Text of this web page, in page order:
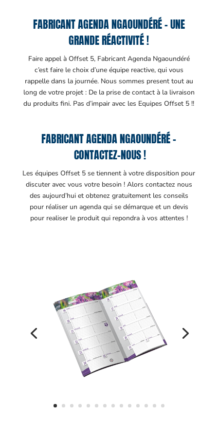
FABRICANT AGENDA NGAOUNDÉRÉ – UNE
GRANDE RÉACTIVITÉ !
Faire appel à Offset 5, Fabricant Agenda Ngaoundéré
c’est faire le choix d’une équipe reactive, qui vous
rappelle dans la journée. Nous sommes present tout au
long de votre projet : De la prise de contact à la livraison
du produits fini. Pas d’impair avec les Equipes Offset 5 !!
FABRICANT AGENDA NGAOUNDÉRÉ –
CONTACTEZ-NOUS !
Les équipes Offset 5 se tiennent à votre disposition pour
discuter avec vous votre besoin ! Alors contactez nous
des aujourd’hui et obtenez gratuitement les conseils
pour réaliser un agenda qui se démarque et un devis
pour realiser le produit qui repondra à vos attentes !